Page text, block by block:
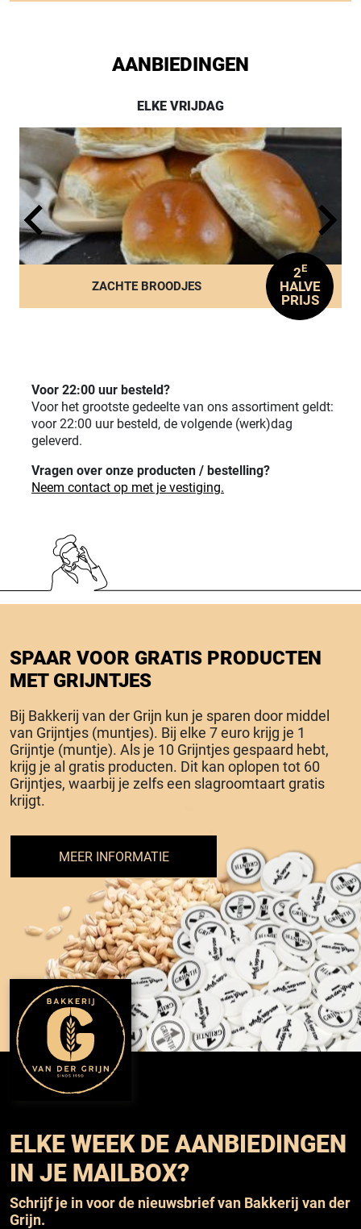
AANBIEDINGEN
ELKE VRIJDAG
ZACHTE BROODJES
2E
HALVE
PRIJS
Voor 22:00 uur besteld?
Voor het grootste gedeelte van ons assortiment geldt:
voor 22:00 uur besteld, de volgende (werk)dag
geleverd.
Vragen over onze producten / bestelling?
Neem contact op met je vestiging.
SPAAR VOOR GRATIS PRODUCTEN
MET GRIJNTJES
Bij Bakkerij van der Grijn kun je sparen door middel
van Grijntjes (muntjes). Bij elke 7 euro krijg je 1
Grijntje (muntje). Als je 10 Grijntjes gespaard hebt,
krijg je al gratis producten. Dit kan oplopen tot 60
Grijntjes, waarbij je zelfs een slagroomtaart gratis
krijgt.
MEER INFORMATIE
ELKE WEEK DE AANBIEDINGEN
IN JE MAILBOX?
Schrijf je in voor de nieuwsbrief van Bakkerij van der
Grijn.